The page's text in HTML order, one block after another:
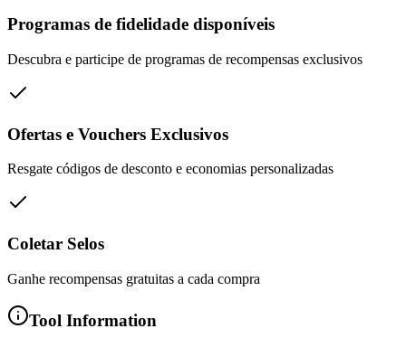
Programas de fidelidade disponíveis
Descubra e participe de programas de recompensas exclusivos
Ofertas e Vouchers Exclusivos
Resgate códigos de desconto e economias personalizadas
Coletar Selos
Ganhe recompensas gratuitas a cada compra
Tool Information